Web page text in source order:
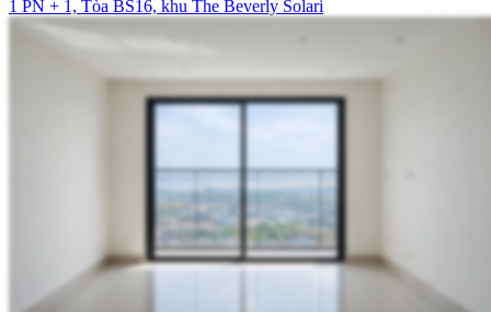
1 PN + 1, Tòa BS16, khu The Beverly Solari